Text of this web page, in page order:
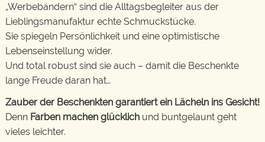
„Werbebändern“ sind die Alltagsbegleiter aus der
Lieblingsmanufaktur echte Schmuckstücke.
Sie spiegeln Persönlichkeit und eine optimistische
Lebenseinstellung wider.
Und total robust sind sie auch – damit die Beschenkte
lange Freude daran hat…
Zauber der Beschenkten garantiert ein Lächeln ins Gesicht!
Denn Farben machen glücklich und buntgelaunt geht
vieles leichter.